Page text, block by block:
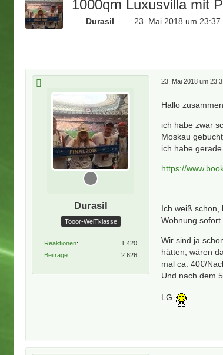
1000qm Luxusvilla mit
Durasil 23. Mai 2018 um 23:37
Durasil
Tooor-WelTklasse
Reaktionen
1.420
Beiträge
2.626
23. Mai 2018 um
Hallo zusammen,
ich habe zwar
Moskau
ich habe
https://
Ich weiß schon,
Wohnung
Wir sind ja
hätten, wären
mal ca. 40€/
Und nach dem
LG